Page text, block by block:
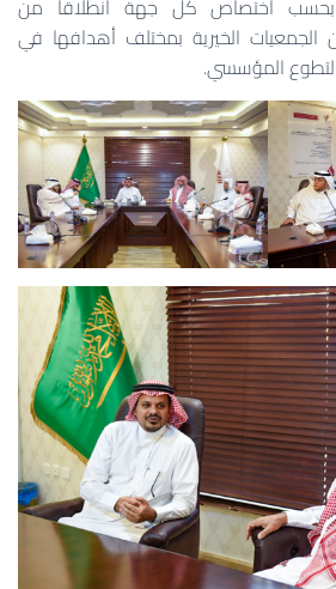
بحسب اختصاص كل جهة انطلاقا من
الجمعيات الخيرية بمختلف أهدافها في
المؤسسي.